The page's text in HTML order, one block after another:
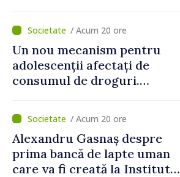
proiectelor de dezvoltare
ale Republicii Moldova
/ Acum 20 ore
Un nou mecanism pentru
adolescenții afectați de
consumul de droguri.
pregătește servicii dedicate
/ Acum 20 ore
Alexandru Gasnaș despre
prima bancă de lapte uman
care va fi creată la Institutul